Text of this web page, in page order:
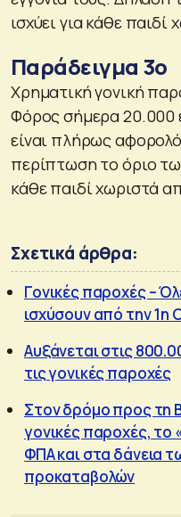
ισχύει για κάθε παιδί
Παράδειγμα 3ο
Χρηματική γονική
Φόρος σήμερα 20.000
είναι πλήρως
περίπτωση το όριο
κάθε παιδί χωριστά
Σχετικά άρθρα:
Γονικές παροχές –
ισχύσουν από την 1η
Αυξάνεται στις
τις γονικές παροχές
Στον δρόμο προς τη
γονικές παροχές, το
ΦΠΑ και στα δάνεια
προκαταβολών